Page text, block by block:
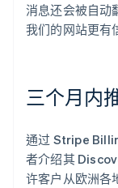
消息还会被自动
我们的网站更有
三个月内
通过 Stripe
者介绍其
许客户从欧洲各